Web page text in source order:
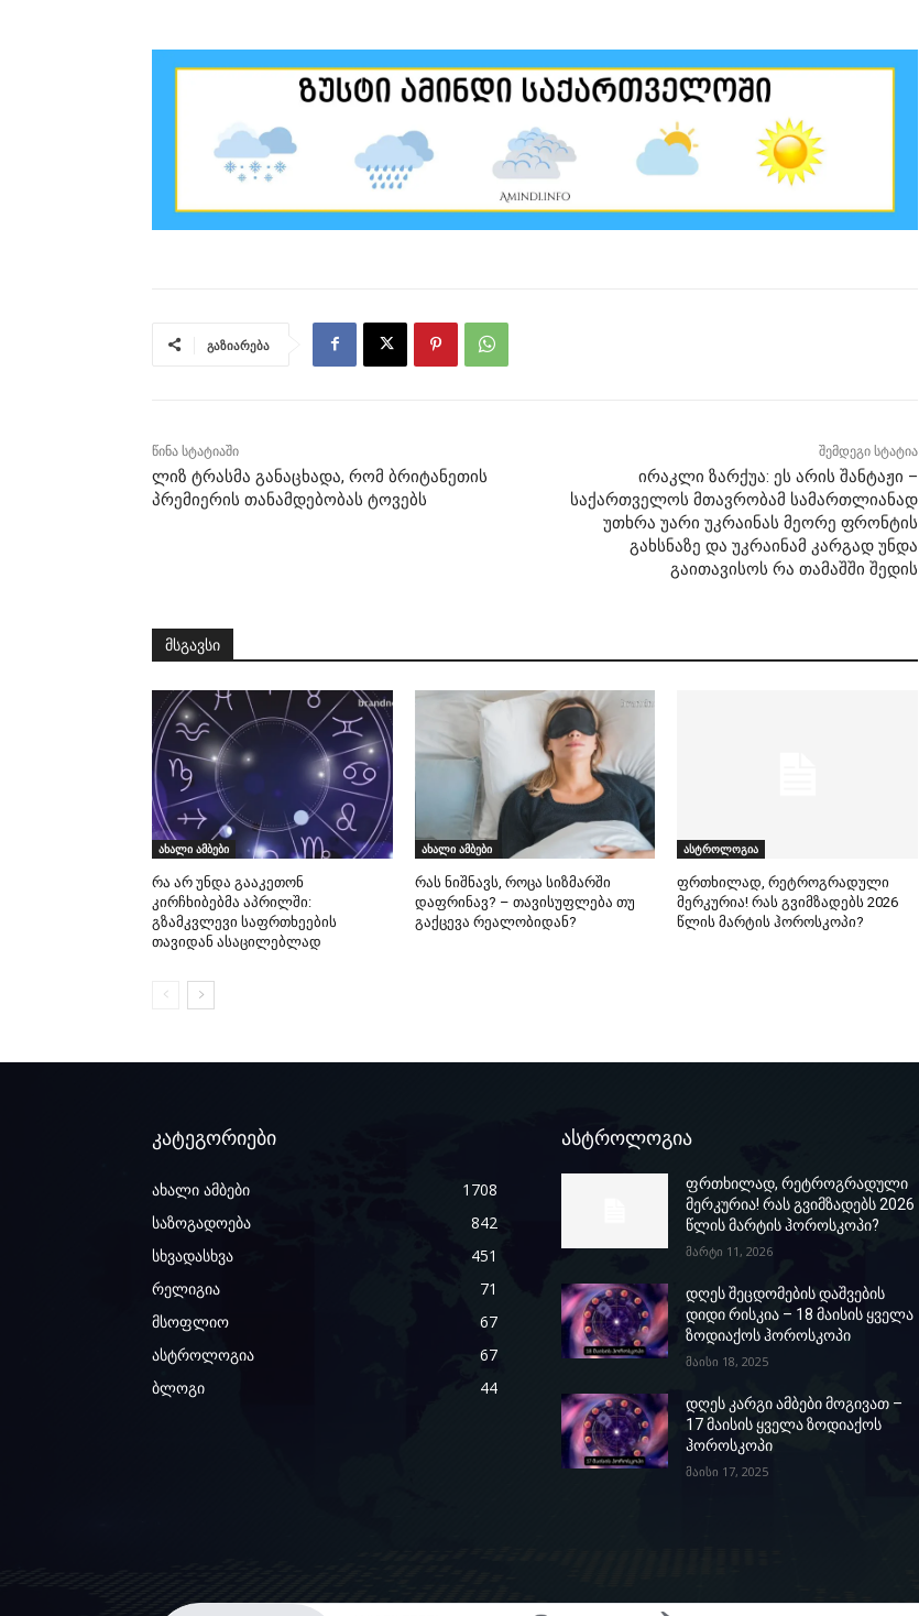
გაზიარება
წინა სტატიაში
ლიზ ტრასმა განაცხადა, რომ ბრიტანეთის
პრემიერის თანამდებობას ტოვებს
შემდეგი სტატია
ირაკლი ზარქუა: ეს არის შანტაჟი –
საქართველოს მთავრობამ სამართლიანად
უთხრა უარი უკრაინას მეორე ფრონტის
გახსნაზე და უკრაინამ კარგად უნდა
გაითავისოს რა თამაშში შედის
მსგავსი
ახალი ამბები
რა არ უნდა გააკეთონ
კირჩხიბებმა აპრილში:
გზამკვლევი საფრთხეების
თავიდან ასაცილებლად
ახალი ამბები
რას ნიშნავს, როცა სიზმარში
დაფრინავ? – თავისუფლება თუ
გაქცევა რეალობიდან?
ასტროლოგია
ფრთხილად, რეტროგრადული
მერკურია! რას გვიმზადებს 2026
წლის მარტის ჰოროსკოპი?
კატეგორიები
ახალი ამბები
1708
საზოგადოება
842
სხვადასხვა
451
რელიგია
71
მსოფლიო
67
ასტროლოგია
67
ბლოგი
44
ასტროლოგია
ფრთხილად, რეტროგრადული
მერკურია! რას გვიმზადებს 2026
წლის მარტის ჰოროსკოპი?
მარტი 11, 2026
დღეს შეცდომების დაშვების
დიდი რისკია – 18 მაისის ყველა
ზოდიაქოს ჰოროსკოპი
მაისი 18, 2025
დღეს კარგი ამბები მოგივათ –
17 მაისის ყველა ზოდიაქოს
ჰოროსკოპი
მაისი 17, 2025